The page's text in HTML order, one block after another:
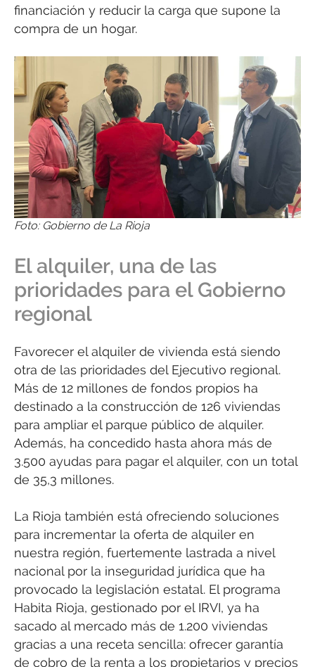
financiación y reducir la carga que supone la
compra de un hogar.
Foto: Gobierno de La Rioja
El alquiler, una de las
prioridades para el Gobierno
regional
Favorecer el alquiler de vivienda está siendo
otra de las prioridades del Ejecutivo regional.
Más de 12 millones de fondos propios ha
destinado a la construcción de 126 viviendas
para ampliar el parque público de alquiler.
Además, ha concedido hasta ahora más de
3.500 ayudas para pagar el alquiler, con un total
de 35,3 millones.
La Rioja también está ofreciendo soluciones
para incrementar la oferta de alquiler en
nuestra región, fuertemente lastrada a nivel
nacional por la inseguridad jurídica que ha
provocado la legislación estatal. El programa
Habita Rioja, gestionado por el IRVI, ya ha
sacado al mercado más de 1.200 viviendas
gracias a una receta sencilla: ofrecer garantía
de cobro de la renta a los propietarios y precios